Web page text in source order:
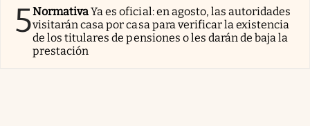
5NormativaYa es oficial: en agosto, las autoridades
visitarán casa por casa para verificar la existencia
de los titulares de pensiones o les darán de baja la
prestación